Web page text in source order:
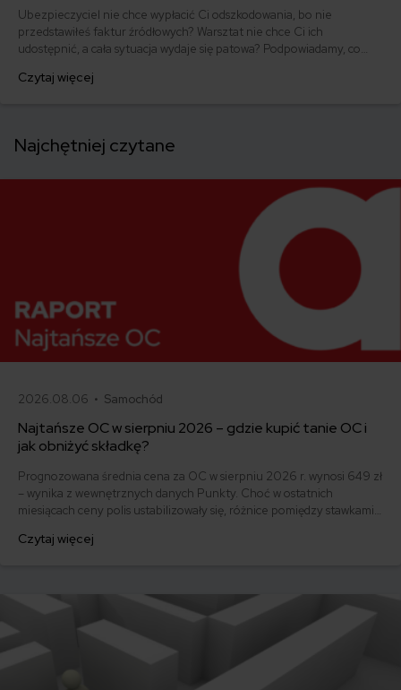
Ubezpieczyciel nie chce wypłacić Ci odszkodowania, bo nie
przedstawiłeś faktur źródłowych? Warsztat nie chce Ci ich
udostępnić, a cała sytuacja wydaje się patowa? Podpowiadamy, co
Czytaj więcej
Najchętniej czytane
2026.08.06 • Samochód
Najtańsze OC w sierpniu 2026 – gdzie kupić tanie OC i
jak obniżyć składkę?
Prognozowana średnia cena za OC w sierpniu 2026 r. wynosi 649 zł
– wynika z wewnętrznych danych Punkty. Choć w ostatnich
miesiącach ceny polis ustabilizowały się, różnice pomiędzy stawkami
500 zł, inni – powyżej 1500 zł. Gdzie znaleźć najtańsze OC w Polsce
Czytaj więcej